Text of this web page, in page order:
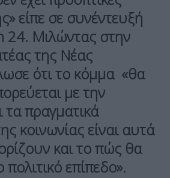
είπε σε συνέντευξή
24. Mιλώντας στην
της Νέας
ότι το κόμμα «θα
με την
τα πραγματικά
κοινωνίας είναι αυτά
και το πώς θα
επίπεδο».